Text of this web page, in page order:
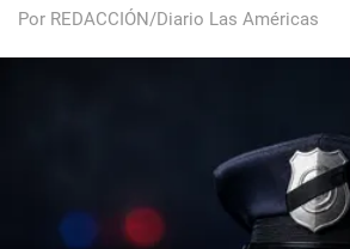
Por REDACCIÓN/Diario Las Américas